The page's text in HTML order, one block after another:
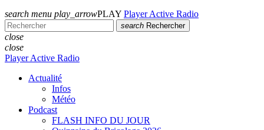
search menu play_arrowPLAY Player Active Radio
search Rechercher
close
close
Player Active Radio
Actualité
Infos
Météo
Podcast
FLASH INFO DU JOUR